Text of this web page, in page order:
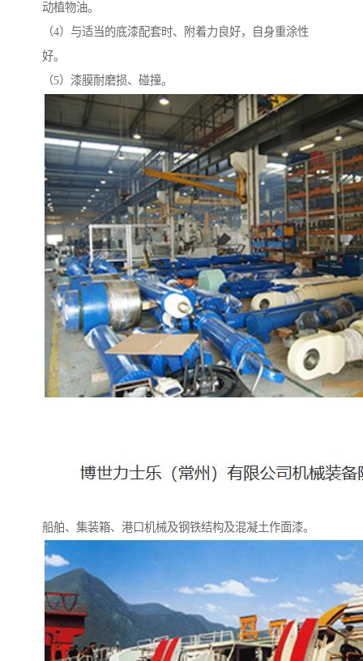
动植物油。
（4）与适当的底漆配套时、附着力良好，自身重涂性
好。
（5）漆膜耐磨损、碰撞。
船舶、集装箱、港口机械及钢铁结构及混凝土作面漆。